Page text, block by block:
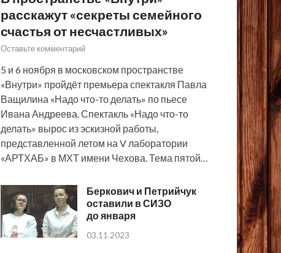
расскажут «секреты семейного
счастья от несчастливых»
Оставьте комментарий
5 и 6 ноября в московском пространстве
«Внутри» пройдёт премьера спектакля Павла
Ващилина «Надо что-то делать» по пьесе
Ивана Андреева. Спектакль «Надо что-то
делать» вырос из эскизной работы,
представленной летом на V лаборатории
«АРТХАБ» в МХТ имени Чехова. Тема пятой…
Беркович и Петрийчук
оставили в СИЗО
до января
03.11.2023